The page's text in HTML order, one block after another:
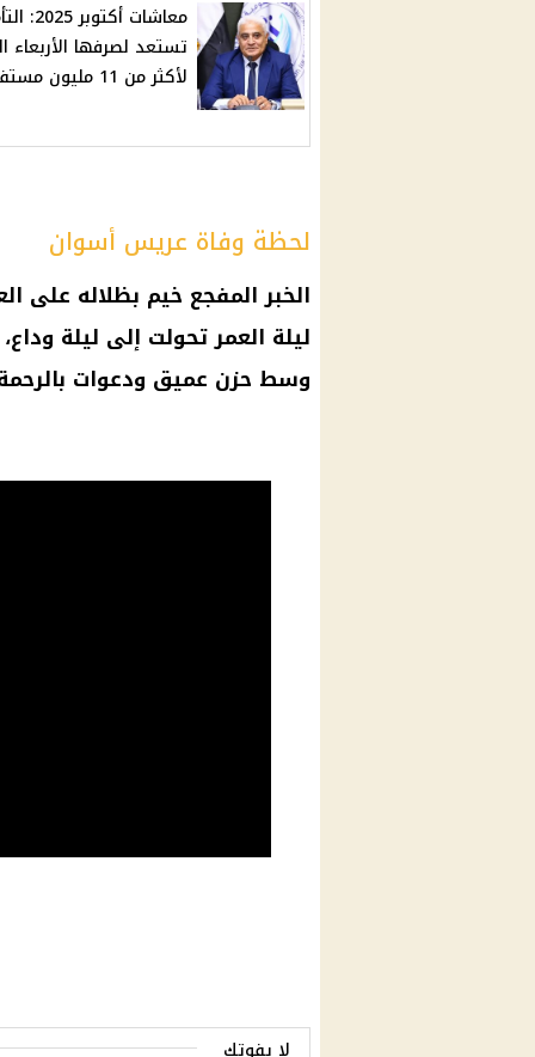
معاشات
تستعد لصرفها الأربعاء
لأكثر من 11 مليون مستفيد
لحظة وفاة عريس أسوان
الخبر المفجع خيم بظلاله على
ليلة العمر تحولت إلى ليلة
وسط حزن عميق ودعوات